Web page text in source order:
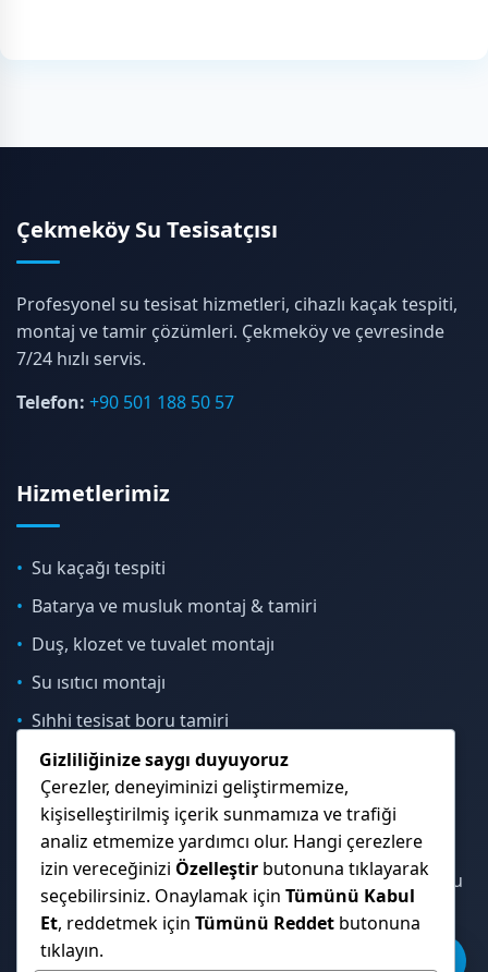
Çekmeköy Su Tesisatçısı
Profesyonel su tesisat hizmetleri, cihazlı kaçak tespiti,
montaj ve tamir çözümleri. Çekmeköy ve çevresinde
7/24 hızlı servis.
Telefon: +90 501 188 50 57
Hizmetlerimiz
Su kaçağı tespiti
Batarya ve musluk montaj & tamiri
Duş, klozet ve tuvalet montajı
Su ısıtıcı montajı
Sıhhi tesisat boru tamiri
İletişim & Konum
Çekmeköy, Sancaktepe, Ümraniye ve İstanbul Anadolu
Yakası genelinde hizmet veriyoruz.
Gizliliğinize saygı duyuyoruz
Çerezler, deneyiminizi geliştirmemize,
kişiselleştirilmiş içerik sunmamıza ve trafiği
analiz etmemize yardımcı olur. Hangi çerezlere
izin vereceğinizi Özelleştir butonuna tıklayarak
seçebilirsiniz. Onaylamak için Tümünü Kabul
Et, reddetmek için Tümünü Reddet butonuna
tıklayın.